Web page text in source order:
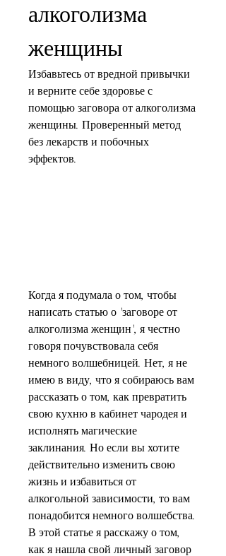
алкоголизма
женщины
Избавьтесь от вредной привычки
и верните себе здоровье с
помощью заговора от алкоголизма
женщины. Проверенный метод
без лекарств и побочных
эффектов.
Когда я подумала о том, чтобы
написать статью о 'заговоре от
алкоголизма женщин', я честно
говоря почувствовала себя
немного волшебницей. Нет, я не
имею в виду, что я собираюсь вам
рассказать о том, как превратить
свою кухню в кабинет чародея и
исполнять магические
заклинания. Но если вы хотите
действительно изменить свою
жизнь и избавиться от
алкогольной зависимости, то вам
понадобится немного волшебства.
В этой статье я расскажу о том,
как я нашла свой личный заговор